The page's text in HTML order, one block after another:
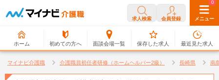
求人検索 会員登録 メニュー
ホーム 初めての方へ 面談会場一覧
0
保存した求人
0
最近見た求人
マイナビ介護職 介護職員初任者研修（ホームヘルパー2級） 長崎県 南